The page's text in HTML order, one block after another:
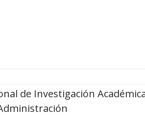
de Investigación